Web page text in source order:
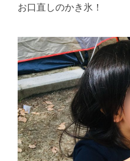
お口直しのかき氷！